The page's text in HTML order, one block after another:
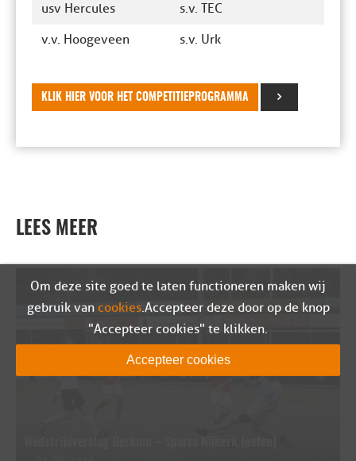
usv Hercules
s.v. TEC
v.v. Hoogeveen
s.v. Urk
KLIK HIER VOOR HET COMPETITIEPROGRAMMA
LEES MEER
Om deze site goed te laten functioneren maken wij
gebruik van cookies. Accepteer deze door op de knop
"Accepteer cookies" te klikken.
Accepteer cookies